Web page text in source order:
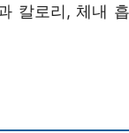
칼로리, 체내